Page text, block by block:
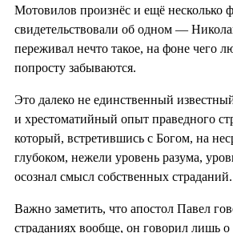
Мотовилов произнёс и ещё несколько
свидетельствовали об одном —
переживал нечто такое, на фоне чего
попросту забываются.
Это далеко не единственный
и хрестоматийный опыт праведного
который, встретившись с Богом, на
глубоком, нежели уровень разума,
осознал смысл собственных страданий.
Важно заметить, что апостол Павел
страданиях вообще, он говорил лишь о